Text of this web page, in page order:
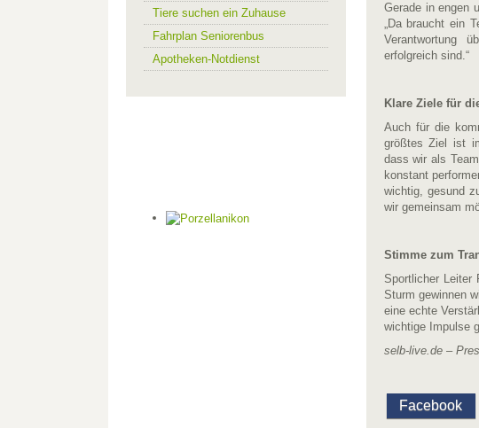
Tiere suchen ein Zuhause
Fahrplan Seniorenbus
Apotheken-Notdienst
Gerade in engen
„Da braucht ein
Verantwortung
erfolgreich sind.“
Klare Ziele für
Auch für die
größtes Ziel ist
dass wir als
konstant
wichtig, gesund
wir gemeinsam
Stimme zum
Sportlicher Leiter
Sturm gewinnen
eine echte
wichtige Impulse
selb-live.de –
Facebook